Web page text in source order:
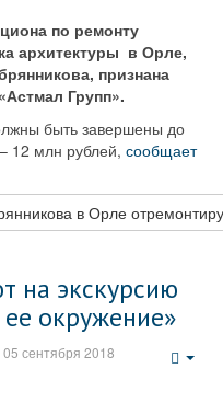
по ремонту
архитектуры в Орле,
признана
Групп».
быть завершены до
12 млн рублей, сообщает
в Орле
на экскурсию
окружение»
05 сентября 2018